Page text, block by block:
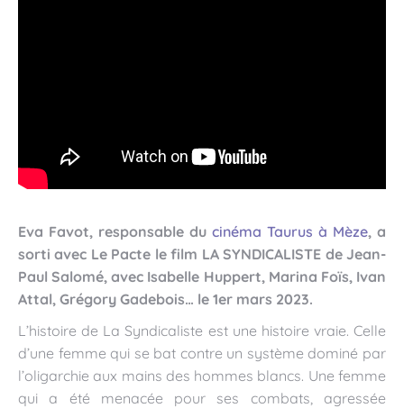
Eva Favot, responsable du cinéma Taurus à Mèze, a
sorti avec Le Pacte le film LA SYNDICALISTE de Jean-
Paul Salomé, avec Isabelle Huppert, Marina Foïs, Ivan
Attal, Grégory Gadebois… le 1er mars 2023.
L’histoire de La Syndicaliste est une histoire vraie. Celle
d’une femme qui se bat contre un système dominé par
l’oligarchie aux mains des hommes blancs. Une femme
qui a été menacée pour ses combats, agressée